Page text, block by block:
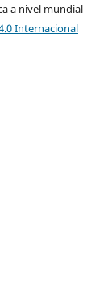
a nivel mundial
Internacional